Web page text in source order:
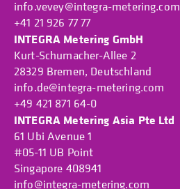
info.vevey@integra-metering.com
+41 21 926 77 77
INTEGRA Metering GmbH
Kurt-Schumacher-Allee 2
28329 Bremen, Deutschland
info.de@integra-metering.com
+49 421 871 64-0
INTEGRA Metering Asia Pte Ltd
61 Ubi Avenue 1
#05-11 UB Point
Singapore 408941
info@integra-metering.com